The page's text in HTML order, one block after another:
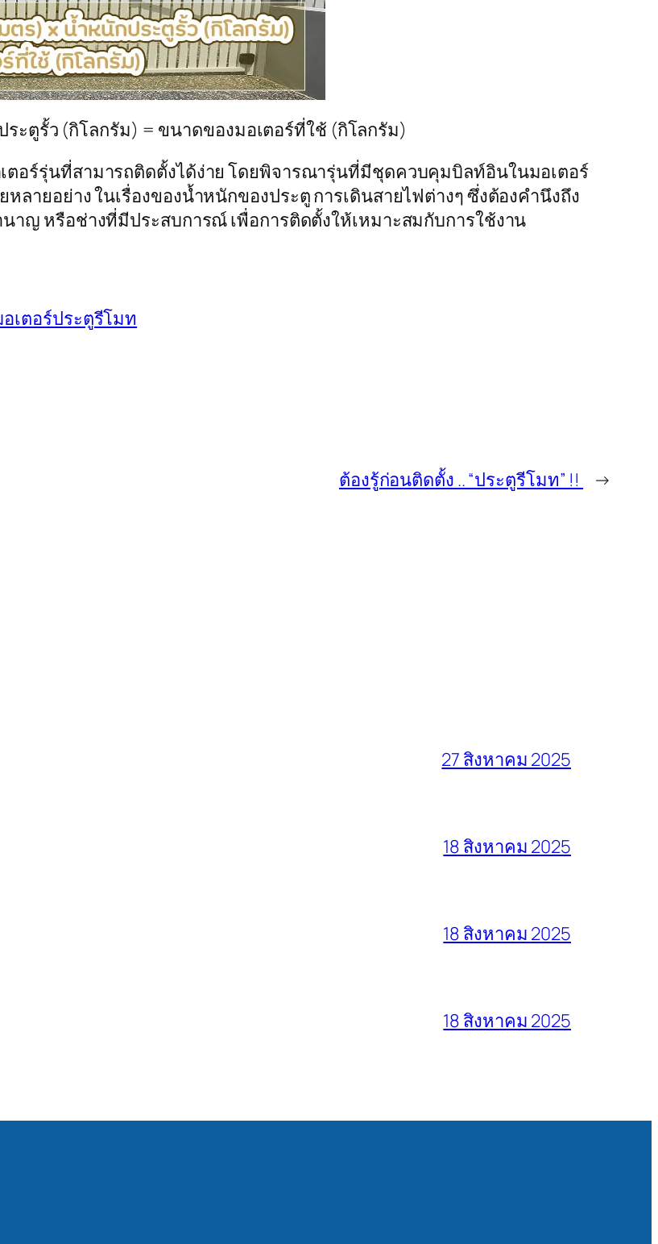
ะตูรั้ว (กิโลกรัม) = ขนาดของมอเตอร์ที่ใช้ (กิโลกรัม)
อร์รุ่นที่สามารถติดตั้งได้ง่าย โดยพิจารณารุ่นที่มีชุดควบคุมบิลท์อินในมอเตอร์
ายอย่าง ในเรื่องของน้ำหนักของประตู การเดินสายไฟต่างๆ ซึ่งต้องคำนึงถึง
าญ หรือช่างที่มีประสบการณ์ เพื่อการติดตั้งให้เหมาะสมกับการใช้งาน
เตอร์ประตูรีโมท
ต้องรู้ก่อนติดตั้ง .. “ประตูรีโมท” !! →
27 สิงหาคม 2025
18 สิงหาคม 2025
18 สิงหาคม 2025
18 สิงหาคม 2025